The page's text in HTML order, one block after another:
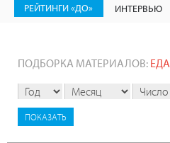
РЕЙТИНГИ «ДО» ИНТЕРВЬЮ
ПОДБОРКА МАТЕРИАЛОВ: ЕДА